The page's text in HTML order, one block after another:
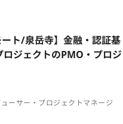
ト/泉岳寺】金融・認証基
ジェクトのPMO・プロジ
ーサー・プロジェクトマネージ